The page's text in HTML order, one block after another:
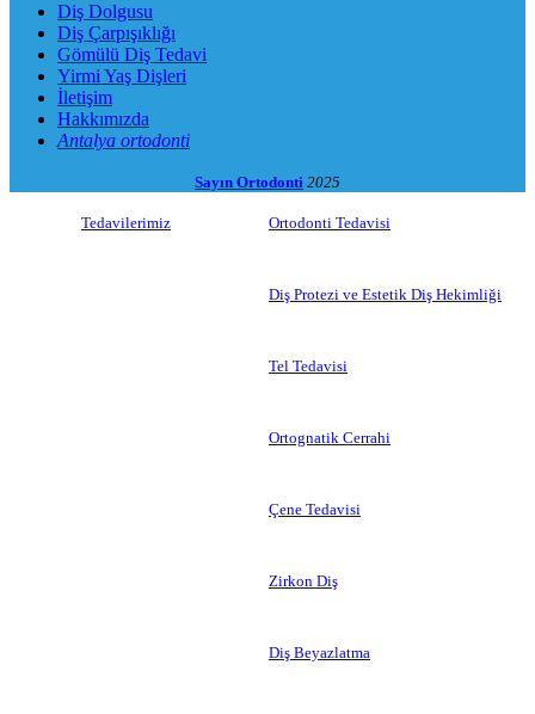
Diş Dolgusu
Diş Çarpışıklığı
Gömülü Diş Tedavi
Yirmi Yaş Dişleri
İletişim
Hakkımızda
Antalya ortodonti
Sayın Ortodonti 2025
Tedavilerimiz Ortodonti Tedavisi
Diş Protezi ve Estetik Diş Hekimliği
Tel Tedavisi
Ortognatik Cerrahi
Çene Tedavisi
Zirkon Diş
Diş Beyazlatma